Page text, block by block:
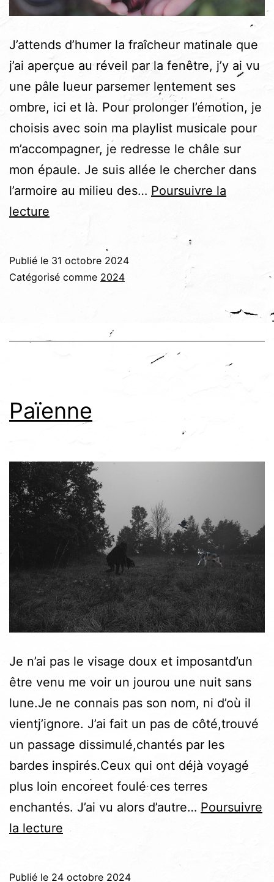
J’attends d’humer la fraîcheur matinale que
j’ai aperçue au réveil par la fenêtre, j’y ai vu
une pâle lueur parsemer lentement ses
ombre, ici et là. Pour prolonger l’émotion, je
choisis avec soin ma playlist musicale pour
m’accompagner, je redresse le châle sur
mon épaule. Je suis allée le chercher dans
l’armoire au milieu des… Poursuivre la
lecture
Publié le 31 octobre 2024
Catégorisé comme 2024
Païenne
Je n’ai pas le visage doux et imposantd’un
être venu me voir un jourou une nuit sans
lune.Je ne connais pas son nom, ni d’où il
vientj’ignore. J’ai fait un pas de côté,trouvé
un passage dissimulé,chantés par les
bardes inspirés.Ceux qui ont déjà voyagé
plus loin encoreet foulé ces terres
enchantés. J’ai vu alors d’autre… Poursuivre
la lecture Païenne
Publié le 24 octobre 2024